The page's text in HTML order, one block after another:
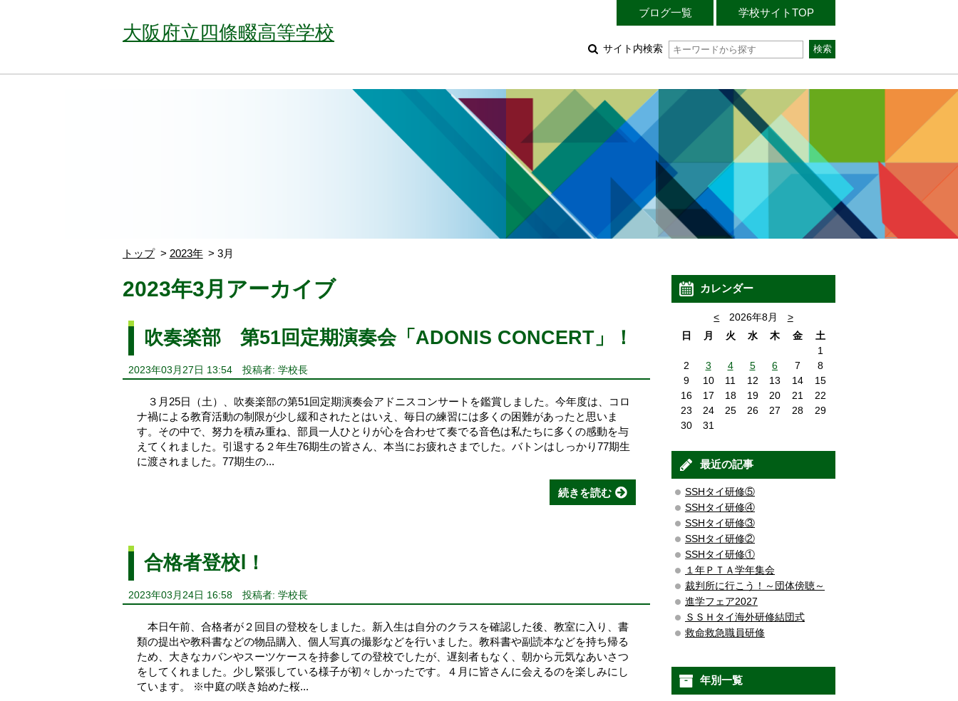
大阪府立四條畷高等学校
ブログ一覧 学校サイトTOP
サイト内検索
トップ 2023年 3月
2023年3月アーカイブ
吹奏楽部 第51回定期演奏会「ADONIS CONCERT」！
2023年03月27日 13:54 投稿者: 学校長
３月25日（土）、吹奏楽部の第51回定期演奏会アドニスコンサートを鑑賞しました。今年度は、コロ
ナ禍による教育活動の制限が少し緩和されたとはいえ、毎日の練習には多くの困難があったと思いま
す。その中で、努力を積み重ね、部員一人ひとりが心を合わせて奏でる音色は私たちに多くの感動を与
えてくれました。引退する２年生76期生の皆さん、本当にお疲れさまでした。バトンはしっかり77期生
に渡されました。77期生の...
続きを読む
合格者登校Ⅰ！
2023年03月24日 16:58 投稿者: 学校長
本日午前、合格者が２回目の登校をしました。新入生は自分のクラスを確認した後、教室に入り、書
類の提出や教科書などの物品購入、個人写真の撮影などを行いました。教科書や副読本などを持ち帰る
ため、大きなカバンやスーツケースを持参しての登校でしたが、遅刻者もなく、朝から元気なあいさつ
をしてくれました。少し緊張している様子が初々しかったです。４月に皆さんに会えるのを楽しみにし
ています。 ※中庭の咲き始めた桜...
カレンダー
< 2026年8月
>
日
月 火 水 木 金
土
1
2
3 4 5 6 7
8
9
10 11 12 13 14
15
16
17 18 19 20 21
22
23
24 25 26 27 28
29
30
31
最近の記事
SSHタイ研修⑤
SSHタイ研修④
SSHタイ研修③
SSHタイ研修②
SSHタイ研修①
１年ＰＴＡ学年集会
裁判所に行こう！～団体傍聴～
進学フェア2027
ＳＳＨタイ海外研修結団式
救命救急職員研修
年別一覧